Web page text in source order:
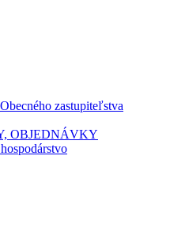
zastupiteľstva
OBJEDNÁVKY